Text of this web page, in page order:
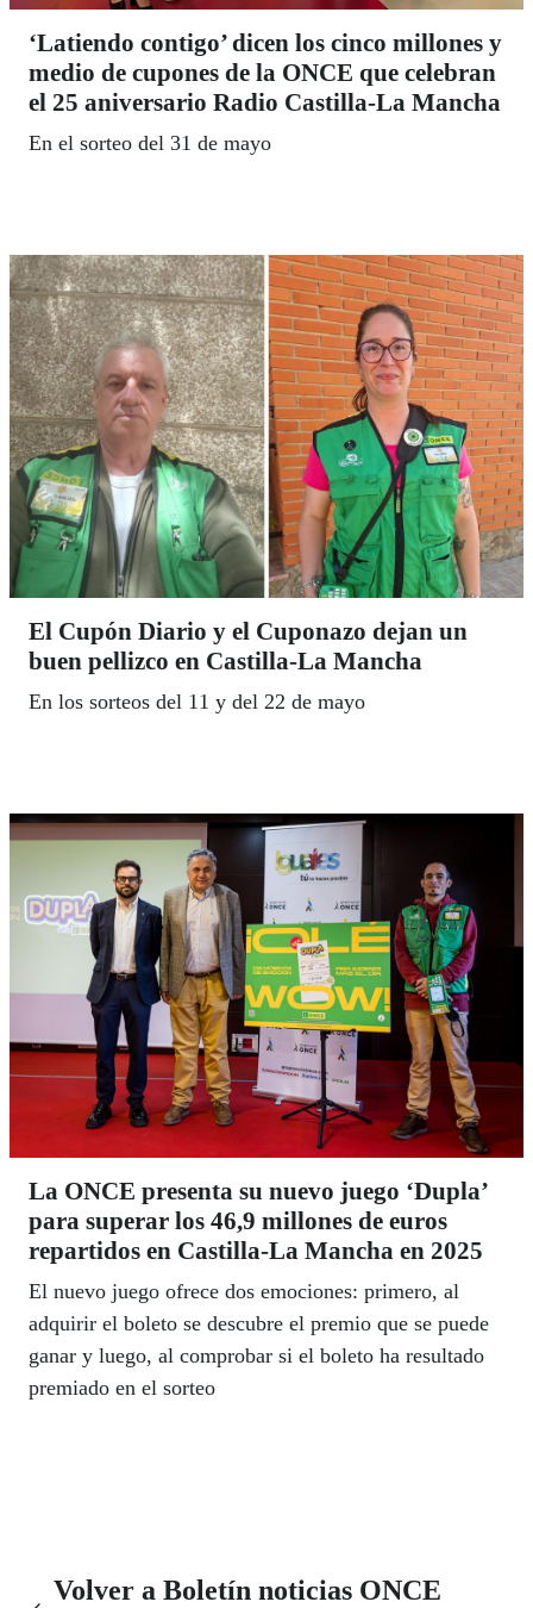
‘Latiendo contigo’ dicen los cinco millones y
medio de cupones de la ONCE que celebran
el 25 aniversario Radio Castilla-La Mancha
En el sorteo del 31 de mayo
El Cupón Diario y el Cuponazo dejan un
buen pellizco en Castilla-La Mancha
En los sorteos del 11 y del 22 de mayo
La ONCE presenta su nuevo juego ‘Dupla’
para superar los 46,9 millones de euros
repartidos en Castilla-La Mancha en 2025
El nuevo juego ofrece dos emociones: primero, al
adquirir el boleto se descubre el premio que se puede
ganar y luego, al comprobar si el boleto ha resultado
premiado en el sorteo
Volver a Boletín noticias ONCE